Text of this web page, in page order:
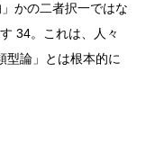
かの二者択一ではな
34。これは、人々
型論」とは根本的に